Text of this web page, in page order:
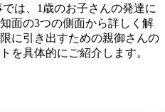
は、1歳のお子さんの発達に
面の3つの側面から詳しく解
に引き出すための親御さんの
を具体的にご紹介します。